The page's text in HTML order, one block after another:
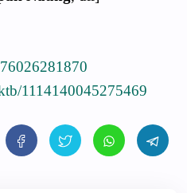
1114140045275469